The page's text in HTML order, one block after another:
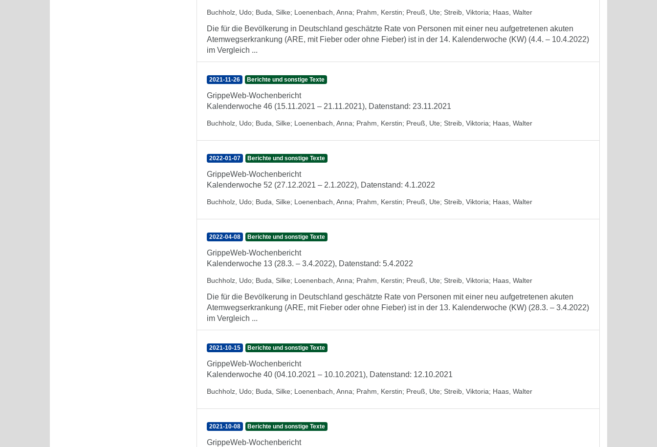
Buchholz, Udo; Buda, Silke; Loenenbach, Anna; Prahm, Kerstin; Preuß, Ute; Streib, Viktoria; Haas, Walter
Die für die Bevölkerung in Deutschland geschätzte Rate von Personen mit einer neu aufgetretenen akuten
Atemwegserkrankung (ARE, mit Fieber oder ohne Fieber) ist in der 14. Kalenderwoche (KW) (4.4. – 10.4.2022)
im Vergleich ...
2021-11-26 Berichte und sonstige Texte
GrippeWeb-Wochenbericht
Kalenderwoche 46 (15.11.2021 – 21.11.2021), Datenstand: 23.11.2021
Buchholz, Udo; Buda, Silke; Loenenbach, Anna; Prahm, Kerstin; Preuß, Ute; Streib, Viktoria; Haas, Walter
2022-01-07 Berichte und sonstige Texte
GrippeWeb-Wochenbericht
Kalenderwoche 52 (27.12.2021 – 2.1.2022), Datenstand: 4.1.2022
Buchholz, Udo; Buda, Silke; Loenenbach, Anna; Prahm, Kerstin; Preuß, Ute; Streib, Viktoria; Haas, Walter
2022-04-08 Berichte und sonstige Texte
GrippeWeb-Wochenbericht
Kalenderwoche 13 (28.3. – 3.4.2022), Datenstand: 5.4.2022
Buchholz, Udo; Buda, Silke; Loenenbach, Anna; Prahm, Kerstin; Preuß, Ute; Streib, Viktoria; Haas, Walter
Die für die Bevölkerung in Deutschland geschätzte Rate von Personen mit einer neu aufgetretenen akuten
Atemwegserkrankung (ARE, mit Fieber oder ohne Fieber) ist in der 13. Kalenderwoche (KW) (28.3. – 3.4.2022)
im Vergleich ...
2021-10-15 Berichte und sonstige Texte
GrippeWeb-Wochenbericht
Kalenderwoche 40 (04.10.2021 – 10.10.2021), Datenstand: 12.10.2021
Buchholz, Udo; Buda, Silke; Loenenbach, Anna; Prahm, Kerstin; Preuß, Ute; Streib, Viktoria; Haas, Walter
2021-10-08 Berichte und sonstige Texte
GrippeWeb-Wochenbericht